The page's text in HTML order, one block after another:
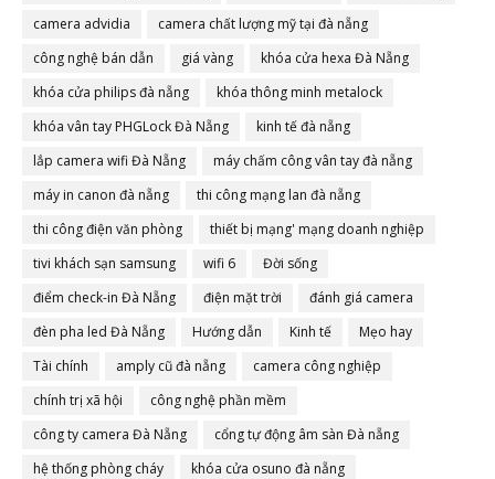
camera advidia
camera chất lượng mỹ tại đà nẵng
công nghệ bán dẫn
giá vàng
khóa cửa hexa Đà Nẵng
khóa cửa philips đà nẵng
khóa thông minh metalock
khóa vân tay PHGLock Đà Nẵng
kinh tế đà nẵng
lắp camera wifi Đà Nẵng
máy chấm công vân tay đà nẵng
máy in canon đà nẵng
thi công mạng lan đà nẵng
thi công điện văn phòng
thiết bị mạng' mạng doanh nghiệp
tivi khách sạn samsung
wifi 6
Đời sống
điểm check-in Đà Nẵng
điện mặt trời
đánh giá camera
đèn pha led Đà Nẵng
Hướng dẫn Kinh tế
Mẹo hay
Tài chính
amply cũ đà nẵng
camera công nghiệp
chính trị xã hội
công nghệ phần mềm
công ty camera Đà Nẵng
cổng tự động âm sàn Đà nẵng
hệ thống phòng cháy
khóa cửa osuno đà nẵng